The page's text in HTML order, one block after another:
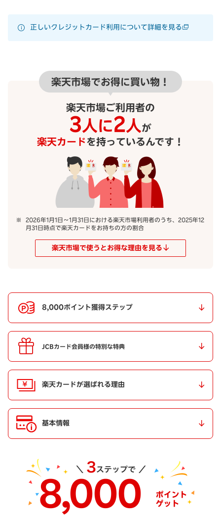
正しいクレジットカード利用について詳細を見る
楽天市場でお得に買い物！
楽天市場ご利用者の
3人に2人 が
楽天カード を持っているんです！
2026年1月1日～1月31日における楽天市場利用者のうち、2025年12
月31日時点で楽天カードをお持ちの方の割合
楽天市場で使うとお得な理由を見る
8,000ポイント獲得ステップ
JCBカード会員様の特別な特典
楽天カードが選ばれる理由
基本情報